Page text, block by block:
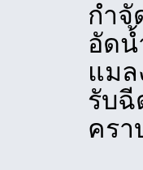
กำจั
อัด
แมล
รับฉี
ครา